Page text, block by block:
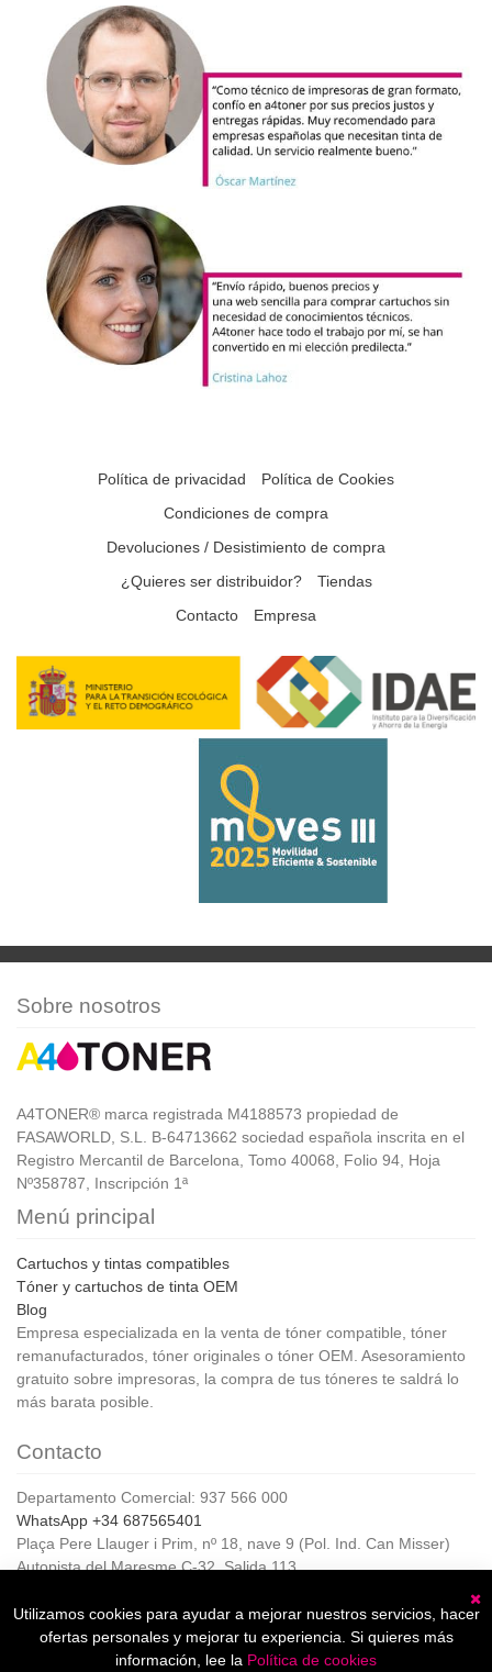
Política de privacidad
Política de Cookies
Condiciones de compra
Devoluciones / Desistimiento de compra
¿Quieres ser distribuidor?
Tiendas
Contacto
Empresa
Sobre nosotros
A4TONER® marca registrada M4188573 propiedad de
FASAWORLD, S.L. B-64713662 sociedad española inscrita en el
Registro Mercantil de Barcelona, Tomo 40068, Folio 94, Hoja
Nº358787, Inscripción 1ª
Menú principal
Cartuchos y tintas compatibles
Tóner y cartuchos de tinta OEM
Blog
Empresa especializada en la venta de tóner compatible, tóner
remanufacturados, tóner originales o tóner OEM. Asesoramiento
gratuito sobre impresoras, la compra de tus tóneres te saldrá lo
más barata posible.
Contacto
Departamento Comercial: 937 566 000
WhatsApp +34 687565401
Plaça Pere Llauger i Prim, nº 18, nave 9 (Pol. Ind. Can Misser)
Autopista del Maresme C-32, Salida 113
Horario de Atención al cliente:
De lunes a jueves de 8:00 a 17:00,
Viernes de 8:00 a 15:00
Utilizamos cookies para ayudar a mejorar nuestros servicios, hacer
ofertas personales y mejorar tu experiencia. Si quieres más
información, lee la Política de cookies